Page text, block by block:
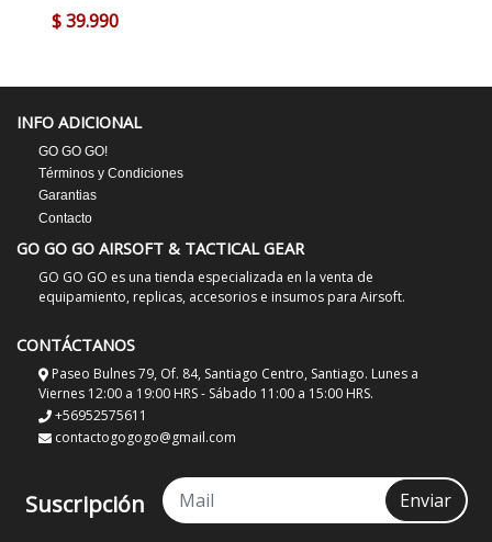
$ 39.990
INFO ADICIONAL
GO GO GO!
Términos y Condiciones
Garantias
Contacto
GO GO GO AIRSOFT & TACTICAL GEAR
GO GO GO es una tienda especializada en la venta de
equipamiento, replicas, accesorios e insumos para Airsoft.
CONTÁCTANOS
Paseo Bulnes 79, Of. 84, Santiago Centro, Santiago. Lunes a
Viernes 12:00 a 19:00 HRS - Sábado 11:00 a 15:00 HRS.
+56952575611
contactogogogo@gmail.com
Suscripción Enviar